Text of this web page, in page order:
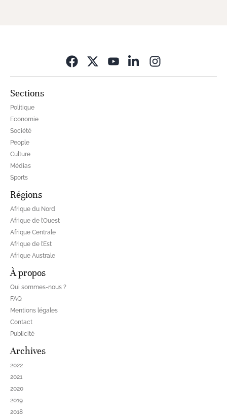
Sections
Politique
Economie
Société
People
Culture
Médias
Sports
Régions
Afrique du Nord
Afrique de l’Ouest
Afrique Centrale
Afrique de l’Est
Afrique Australe
À propos
Qui sommes-nous ?
FAQ
Mentions légales
Contact
Publicité
Archives
2022
2021
2020
2019
2018